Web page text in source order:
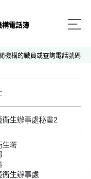
構電話簿
機構的職員或查詢電話號碼
衞生辦事處秘書2
生署
衞生辦事處